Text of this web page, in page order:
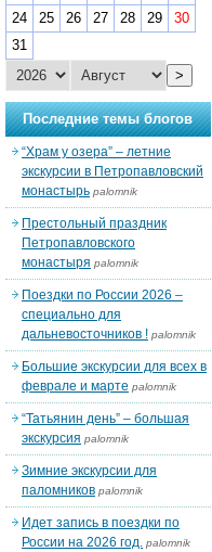
24
25 26 27 28 29
30
31
>
Последние темы блогов
“Храм у озера” – летние
экскурсии в Петропавловский
монастырь palomnik
Престольный праздник
Петропавловского
монастыря palomnik
Поездки по России 2026 –
специально для
дальневосточников ! palomnik
Большие экскурсии для всех в
феврале и марте palomnik
“Татьянин день” – большая
экскурсия palomnik
Зимние экскурсии для
паломников palomnik
Идет запись в поездки по
России на 2026 год. palomnik